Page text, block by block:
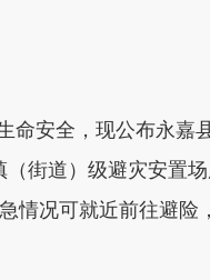
命安全，现公布永嘉
街道）级避灾安置
情况可就近前往避险